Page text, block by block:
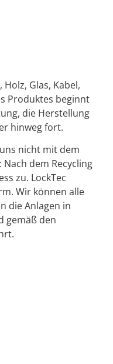
Glas, Kabel,
Produktes beginnt
die Herstellung
hinweg fort.
nicht mit dem
dem Recycling
zu. LockTec
Wir können alle
die Anlagen in
gemäß den